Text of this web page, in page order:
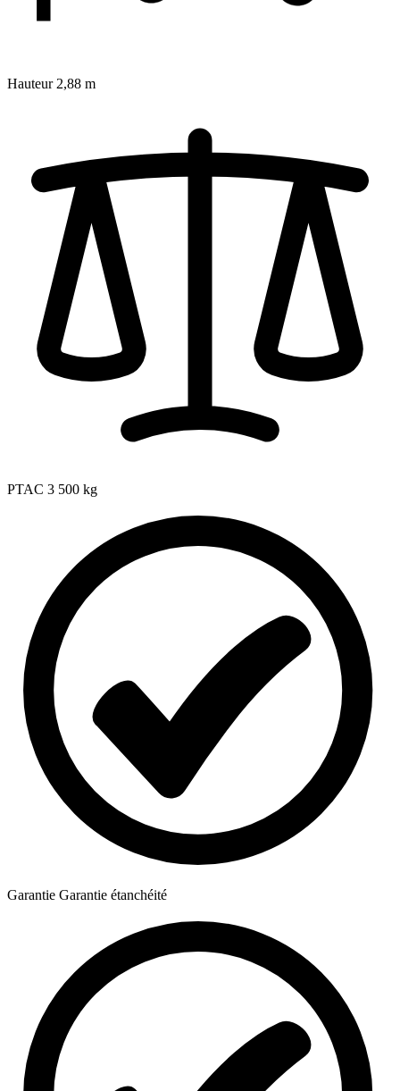
Hauteur 2,88 m
PTAC 3 500 kg
Garantie Garantie étanchéité